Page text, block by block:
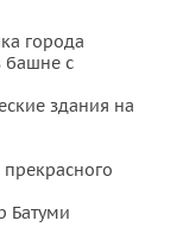
с памятниками
парк
Грузии.
по погоде и
русском языке
Возможно
города
башне с
здания на
Батуми